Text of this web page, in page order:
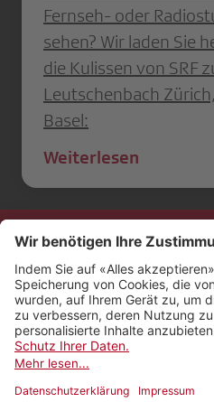
Fernseh- oder
sehen? Wir laden Sie
die Kulissen von SRF
Leutschenbach
Basel:
Weiterlesen
Kontakt
Impressum
Rechtliches
Netiquette